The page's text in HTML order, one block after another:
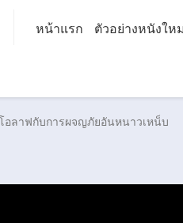
หน้าแรก ตัวอย่างหนังให
อลาฟกับการผจญภัยอันหนาวเหน็บ